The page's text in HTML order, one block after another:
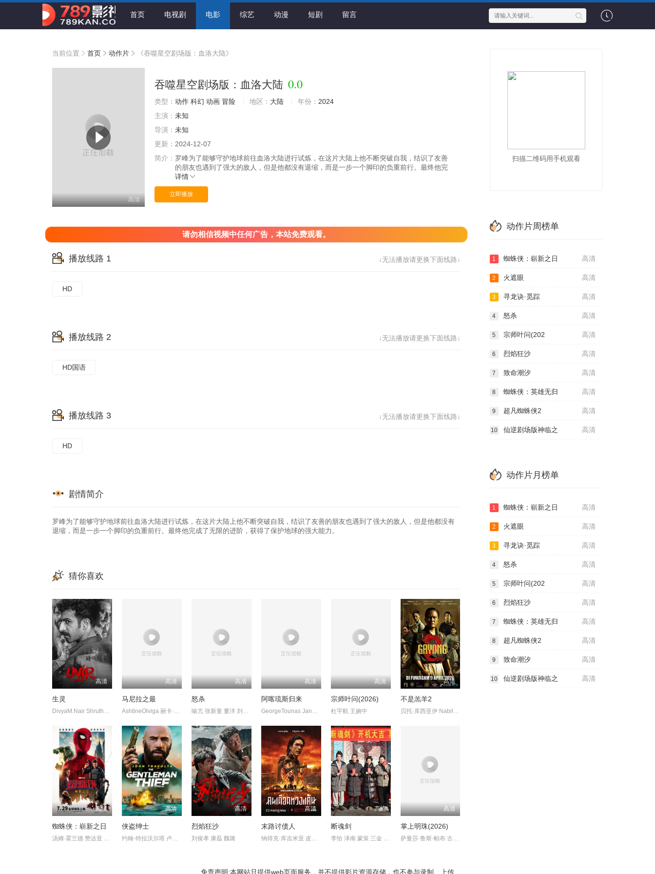
首页 电视剧 电影 综艺 动漫 短剧 留言
当前位置 首页 动作片 《吞噬星空剧场版：血洛大陆》
高清
吞噬星空剧场版：血洛大陆 0.0
类型： 动作 科幻 动画 冒险 地区： 大陆 年份： 2024
主演： 未知
导演： 未知
更新： 2024-12-07
简介： 罗峰为了能够守护地球前往血洛大陆进行试炼，在这片大陆上他不断突破自我，结识了友善
的朋友也遇到了强大的敌人，但是他都没有退缩，而是一步一个脚印的负重前行。最终他完
详情
立即播放
请勿相信视频中任何广告，本站免费观看。
↓无法播放请更换下面线路↓
播放线路 1
HD
↓无法播放请更换下面线路↓
播放线路 2
HD国语
↓无法播放请更换下面线路↓
播放线路 3
HD
剧情简介
罗峰为了能够守护地球前往血洛大陆进行试炼，在这片大陆上他不断突破自我，结识了友善的朋友也遇到了强大的敌人，但是他都没有
退缩，而是一步一个脚印的负重前行。最终他完成了无限的进阶，获得了保护地球的强大能力。
猜你喜欢
高清
生灵
DivyaM.Nair ShruthyMenon 苏迪普 赛亚米·凯尔 罗尚·马修 维诺
高清
马尼拉之最
AshtineOlviga 丽卡·佩拉莱约
高清
怒杀
喻亢 张新童 董洋 刘珂君
高清
阿喀琉斯归来
GeorgeTounas JannisSky
高清
宗师叶问(2026)
杜宇航 王婉中
高清
不是羔羊2
贝托·库西亚伊 NabilaHuda
高清
蜘蛛侠：崭新之日
高清
侠盗绅士
约翰·特拉沃尔塔 卢卡斯·哈斯
高清
烈焰狂沙
刘俊孝 康磊 魏璐
高清
末路讨债人
高清
断魂剑
高清
掌上明珠(2026)
扫描二维码用手机观看
动作片周榜单
高清
1 蜘蛛侠：崭新之日
高清
2 火遮眼
高清
3 寻龙诀·觅踪
高清
4 怒杀
高清
5 宗师叶问(202
高清
6 烈焰狂沙
高清
7 致命潮汐
高清
8 蜘蛛侠：英雄无归
高清
9 超凡蜘蛛侠2
高清
10 仙逆剧场版神临之
动作片月榜单
高清
1 蜘蛛侠：崭新之日
高清
2 火遮眼
高清
3 寻龙诀·觅踪
高清
4 怒杀
高清
5 宗师叶问(202
高清
6 烈焰狂沙
高清
7 蜘蛛侠：英雄无归
高清
8 超凡蜘蛛侠2
高清
9 致命潮汐
高清
10 仙逆剧场版神临之
免责声明:本网站只提供web页面服务，并不提供影片资源存储，也不参与录制、上传